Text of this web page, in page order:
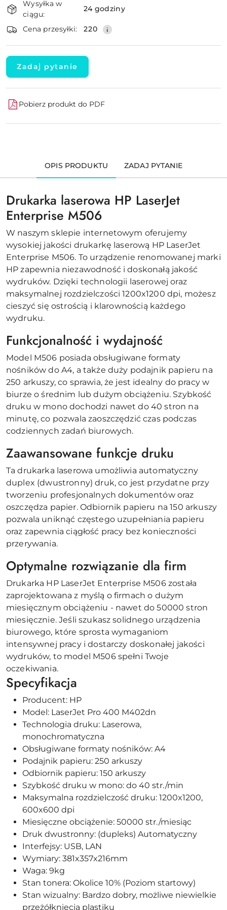
i
dostawa
Wysyłka w
ciągu:
24 godziny
Cena przesyłki: 220
Zadaj pytanie
Pobierz produkt do PDF
OPIS PRODUKTU ZADAJ PYTANIE
Drukarka laserowa HP LaserJet
Enterprise M506
W naszym sklepie internetowym oferujemy
wysokiej jakości drukarkę laserową HP LaserJet
Enterprise M506. To urządzenie renomowanej marki
HP zapewnia niezawodność i doskonałą jakość
wydruków. Dzięki technologii laserowej oraz
maksymalnej rozdzielczości 1200x1200 dpi, możesz
cieszyć się ostrością i klarownością każdego
wydruku.
Funkcjonalność i wydajność
Model M506 posiada obsługiwane formaty
nośników do A4, a także duży podajnik papieru na
250 arkuszy, co sprawia, że jest idealny do pracy w
biurze o średnim lub dużym obciążeniu. Szybkość
druku w mono dochodzi nawet do 40 stron na
minutę, co pozwala zaoszczędzić czas podczas
codziennych zadań biurowych.
Zaawansowane funkcje druku
Ta drukarka laserowa umożliwia automatyczny
duplex (dwustronny) druk, co jest przydatne przy
tworzeniu profesjonalnych dokumentów oraz
oszczędza papier. Odbiornik papieru na 150 arkuszy
pozwala uniknąć częstego uzupełniania papieru
oraz zapewnia ciągłość pracy bez konieczności
przerywania.
Optymalne rozwiązanie dla firm
Drukarka HP LaserJet Enterprise M506 została
zaprojektowana z myślą o firmach o dużym
miesięcznym obciążeniu - nawet do 50000 stron
miesięcznie. Jeśli szukasz solidnego urządzenia
biurowego, które sprosta wymaganiom
intensywnej pracy i dostarczy doskonałej jakości
wydruków, to model M506 spełni Twoje
oczekiwania.
Specyfikacja
Producent: HP
Model: LaserJet Pro 400 M402dn
Technologia druku: Laserowa,
monochromatyczna
Obsługiwane formaty nośników: A4
Podajnik papieru: 250 arkuszy
Odbiornik papieru: 150 arkuszy
Szybkość druku w mono: do 40 str./min
Maksymalna rozdzielczość druku: 1200x1200,
600x600 dpi
Miesięczne obciążenie: 50000 str./miesiąc
Druk dwustronny: (dupleks) Automatyczny
Interfejsy: USB, LAN
Wymiary: 381x357x216mm
Waga: 9kg
Stan tonera: Okolice 10% (Poziom startowy)
Stan wizualny: Bardzo dobry, możliwe niewielkie
przeżółknięcia plastiku